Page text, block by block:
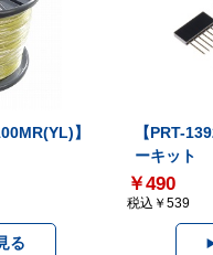
】
る
【PRT-
ーキット
￥490
税込￥539